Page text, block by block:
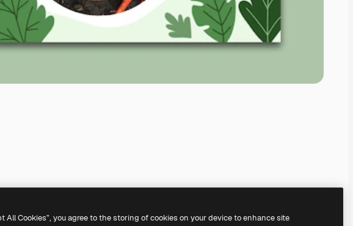
All Cookies”, you agree to the storing of cookies on your device to enhance site